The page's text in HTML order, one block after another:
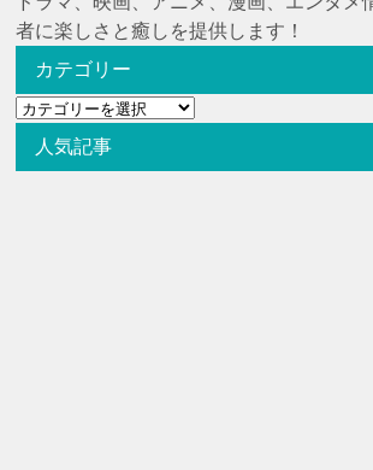
者に楽しさと癒しを提供します！
カテゴリー
カ
人気記事